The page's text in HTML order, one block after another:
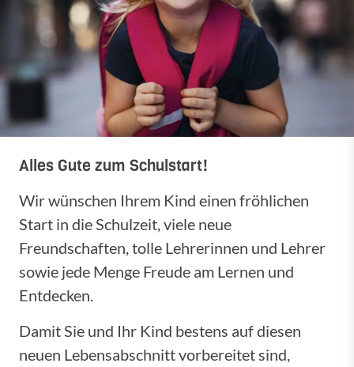
Alles Gute zum Schulstart!
Wir wünschen Ihrem Kind einen fröhlichen
Start in die Schulzeit, viele neue
Freundschaften, tolle Lehrerinnen und Lehrer
sowie jede Menge Freude am Lernen und
Entdecken.
Damit Sie und Ihr Kind bestens auf diesen
neuen Lebensabschnitt vorbereitet sind,